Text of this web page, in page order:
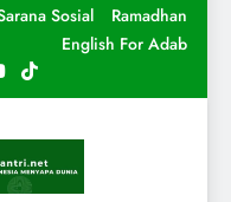
Sosial
Ramadhan
English For Adab